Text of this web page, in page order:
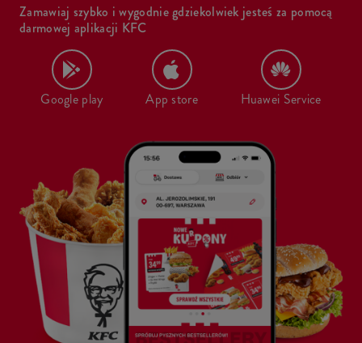
Zamawiaj szybko i wygodnie gdziekolwiek jesteś za pomocą
darmowej aplikacji KFC
Google play App store Huawei Service